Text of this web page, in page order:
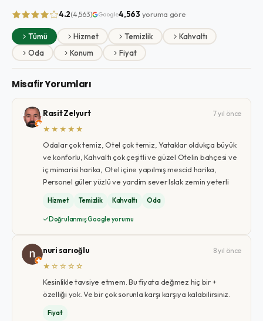
4.2(4,563) Google4,563 yoruma göre
Tümü Hizmet Temizlik
Kahvaltı
Oda
Konum Fiyat
Misafir Yorumları
Rasit Zelyurt
7 yıl önce
★★★★★
Odalar çok temiz, Otel çok temiz, Yataklar oldukça büyük
ve konforlu, Kahvaltı çok çeşitli ve güzel Otelin bahçesi ve
iç mimarisi harika, Otel içine yapılmış mescid harika,
Personel güler yüzlü ve yardim sever Islak zemin yeterli
Hizmet Temizlik Kahvaltı Oda
Doğrulanmış Google yorumu
nuri sarıoğlu
8 yıl önce
★☆☆☆☆
Kesinlikle tavsiye etmem. Bu fiyata değmez hiç bir +
özelliği yok. Ve bir çok sorunla karşı karşıya kalabilirsiniz.
Fiyat